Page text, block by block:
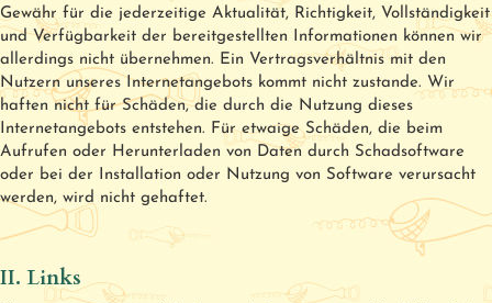
Gewähr für die jederzeitige Aktualität, Richtigkeit, Vollständigkeit
und Verfügbarkeit der bereitgestellten Informationen können wir
allerdings nicht übernehmen. Ein Vertragsverhältnis mit den
Nutzern unseres Internetangebots kommt nicht zustande. Wir
haften nicht für Schäden, die durch die Nutzung dieses
Internetangebots entstehen. Für etwaige Schäden, die beim
Aufrufen oder Herunterladen von Daten durch Schadsoftware
oder bei der Installation oder Nutzung von Software verursacht
werden, wird nicht gehaftet.
II. Links